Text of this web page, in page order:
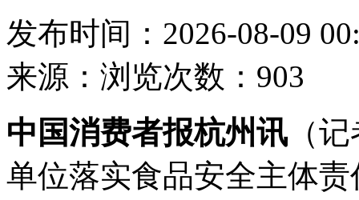
发布时间：2026-08-09
来源： 浏览次数：903
中国消费者报杭州讯 （
单位落实食品安全主体